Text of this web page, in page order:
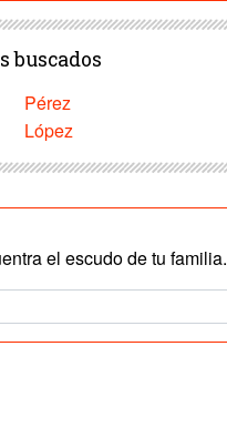
buscados
Pérez
López
el escudo de tu familia.